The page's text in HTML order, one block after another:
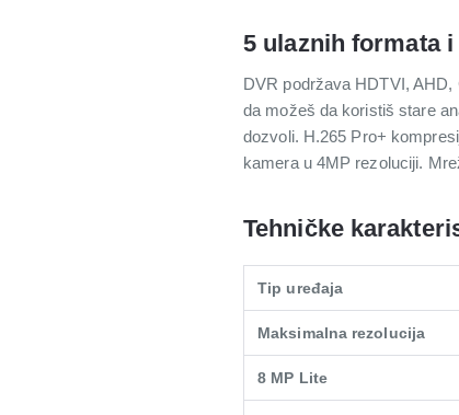
5 ulaznih formata
DVR podržava HDTVI,
da možeš da koristiš stare
dozvoli. H.265 Pro+
kamera u 4MP rezoluciji.
Tehničke
Tip uređaja
Maksimalna rezolucija
8 MP Lite